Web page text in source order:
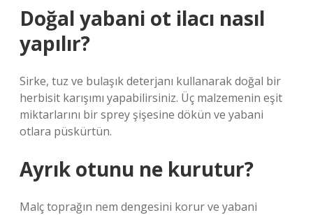
Doğal yabani ot ilacı nasıl
yapılır?
Sirke, tuz ve bulaşık deterjanı kullanarak doğal bir
herbisit karışımı yapabilirsiniz. Üç malzemenin eşit
miktarlarını bir sprey şişesine dökün ve yabani
otlara püskürtün.
Ayrık otunu ne kurutur?
Malç toprağın nem dengesini korur ve yabani